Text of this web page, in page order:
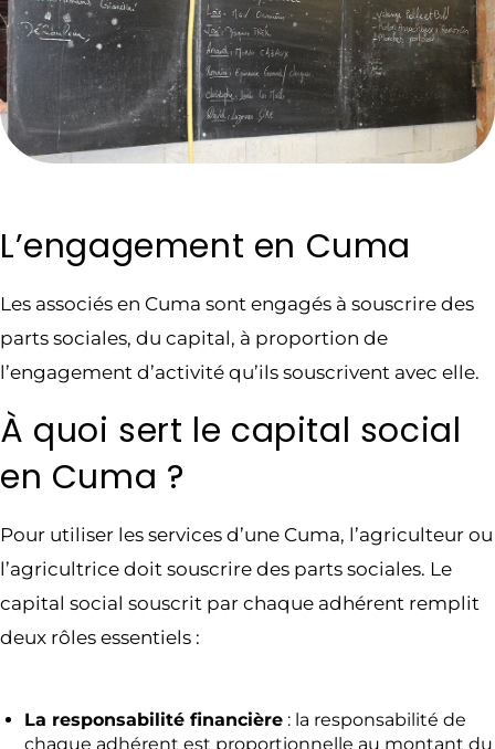
L’engagement en Cuma
Les associés en Cuma sont engagés à souscrire des
parts sociales, du capital, à proportion de
l’engagement d’activité qu’ils souscrivent avec elle.
À quoi sert le capital social
en Cuma ?
Pour utiliser les services d’une Cuma, l’agriculteur ou
l’agricultrice doit souscrire des parts sociales. Le
capital social souscrit par chaque adhérent remplit
deux rôles essentiels :
La responsabilité financière : la responsabilité de
chaque adhérent est proportionnelle au montant du